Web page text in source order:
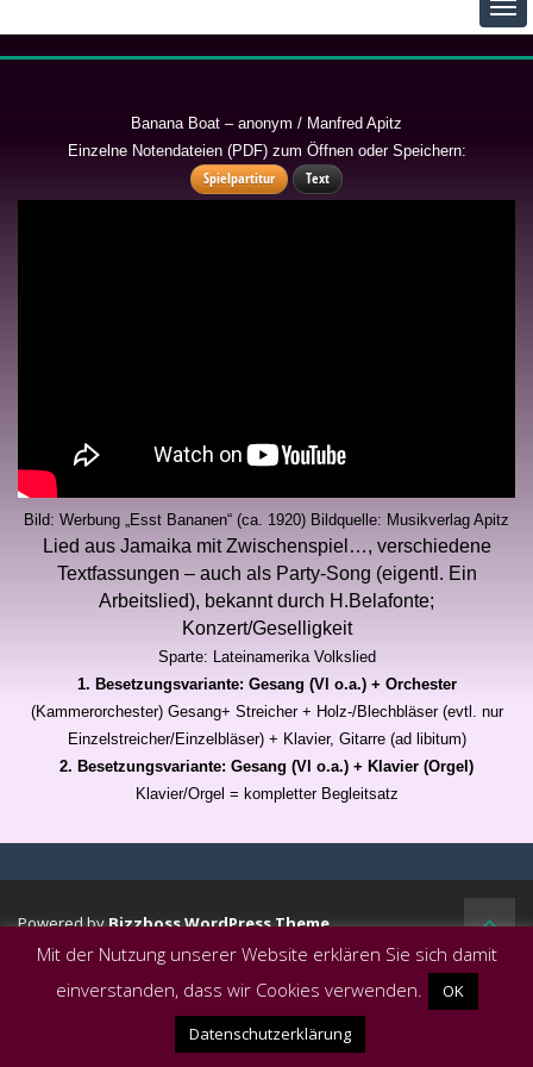
Banana Boat – anonym / Manfred Apitz
Einzelne Notendateien (PDF) zum Öffnen oder Speichern:
Spielpartitur Text
Bild: Werbung „Esst Bananen“ (ca. 1920) Bildquelle: Musikverlag Apitz
Lied aus Jamaika mit Zwischenspiel…, verschiedene
Textfassungen – auch als Party-Song (eigentl. Ein
Arbeitslied), bekannt durch H.Belafonte;
Konzert/Geselligkeit
Sparte: Lateinamerika Volkslied
1. Besetzungsvariante: Gesang (Vl o.a.) + Orchester
(Kammerorchester) Gesang+ Streicher + Holz-/Blechbläser (evtl. nur
Einzelstreicher/Einzelbläser) + Klavier, Gitarre (ad libitum)
2. Besetzungsvariante: Gesang (Vl o.a.) + Klavier (Orgel)
Klavier/Orgel = kompletter Begleitsatz
Powered byBizzboss WordPress Theme
Mit der Nutzung unserer Website erklären Sie sich damit
einverstanden, dass wir Cookies verwenden.
OK
Datenschutzerklärung